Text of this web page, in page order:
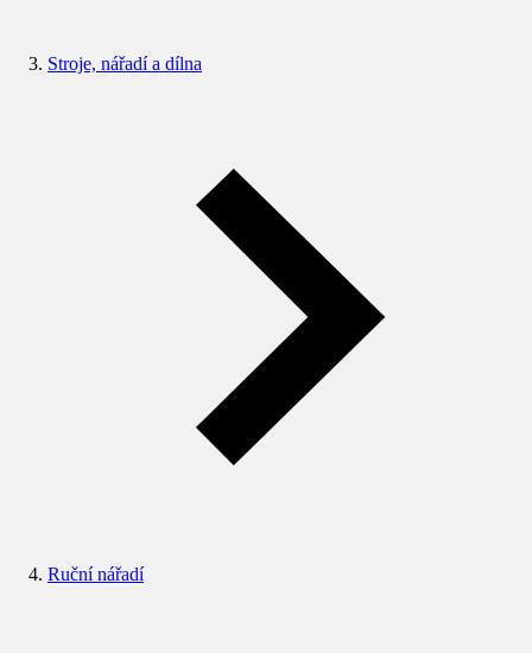
Stroje, nářadí a dílna
Ruční nářadí